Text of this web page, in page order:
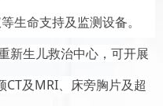
等生命支持及监测设备。
新生儿救治中心，可开展
CT及MRI、床旁胸片及超